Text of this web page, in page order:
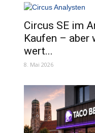
Circus SE im
Kaufen –
wert...
8. Mai 2026